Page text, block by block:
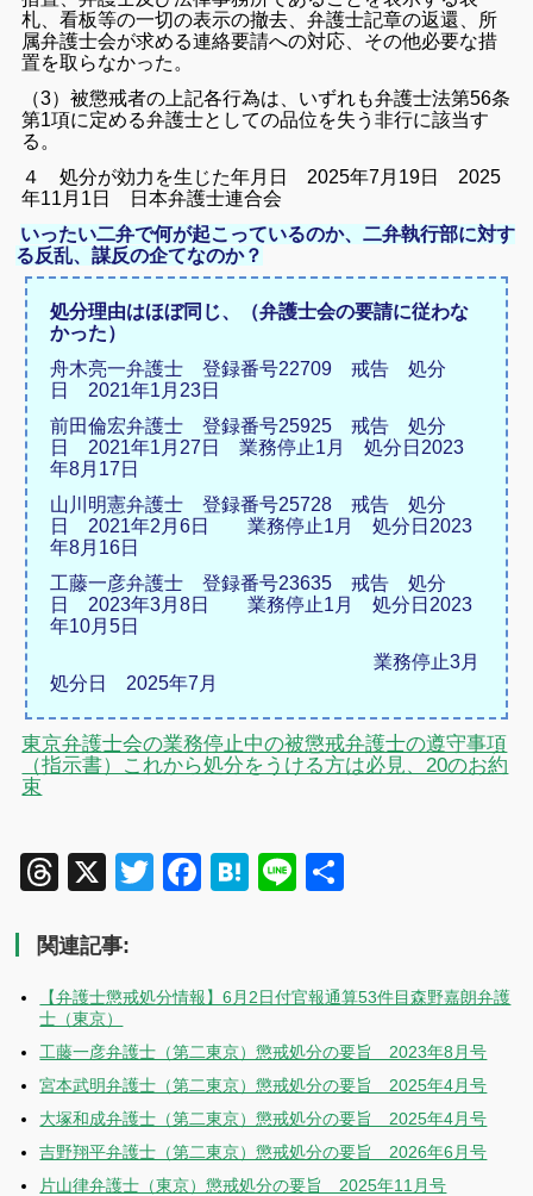
札、看板等の一切の表示の撤去、弁護士記章の返還、所
属弁護士会が求める連絡要請への対応、その他必要な措
置を取らなかった。
（3）被懲戒者の上記各行為は、いずれも弁護士法第56条
第1項に定める弁護士としての品位を失う非行に該当す
る。
４ 処分が効力を生じた年月日 2025年7月19日 2025
年11月1日 日本弁護士連合会
いったい二弁で何が起こっているのか、二弁執行部に対す
る反乱、謀反の企てなのか？
処分理由はほぼ同じ、（弁護士会の要請に従わな
かった）
舟木亮一弁護士 登録番号22709 戒告 処分
日 2021年1月23日
前田倫宏弁護士 登録番号25925 戒告 処分
日 2021年1月27日 業務停止1月 処分日2023
年8月17日
山川明憲弁護士 登録番号25728 戒告 処分
日 2021年2月6日 業務停止1月 処分日2023
年8月16日
工藤一彦弁護士 登録番号23635 戒告 処分
日 2023年3月8日 業務停止1月 処分日2023
年10月5日
業務停止3月
処分日 2025年7月
東京弁護士会の業務停止中の被懲戒弁護士の遵守事項
（指示書）これから処分をうける方は必見、20のお約
束
Threads
X TwitterFacebook
Hatena
Line
関連記事:
【弁護士懲戒処分情報】6月2日付官報通算53件目森野嘉朗弁護
士（東京）
工藤一彦弁護士（第二東京）懲戒処分の要旨 2023年8月号
宮本武明弁護士（第二東京）懲戒処分の要旨 2025年4月号
大塚和成弁護士（第二東京）懲戒処分の要旨 2025年4月号
吉野翔平弁護士（第二東京）懲戒処分の要旨 2026年6月号
片山律弁護士（東京）懲戒処分の要旨 2025年11月号